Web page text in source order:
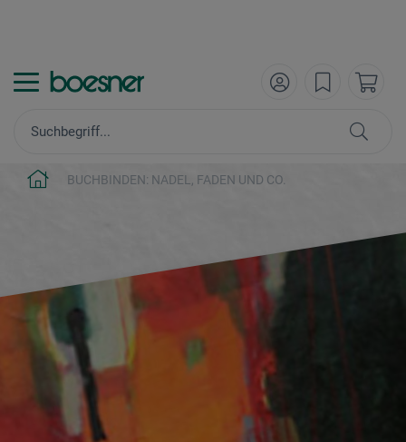
BUCHBINDEN: NADEL, FADEN UND CO.